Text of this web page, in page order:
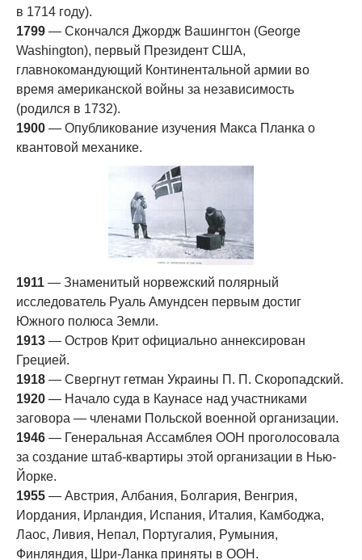
в 1714 году).
1799 — Скончался Джордж Вашингтон (George
Washington), первый Президент США,
главнокомандующий Континентальной армии во
время американской войны за независимость
(родился в 1732).
1900 — Опубликование изучения Макса Планка о
квантовой механике.
1911 — Знаменитый норвежский полярный
исследователь Руаль Амундсен первым достиг
Южного полюса Земли.
1913 — Остров Крит официально аннексирован
Грецией.
1918 — Свергнут гетман Украины П. П. Скоропадский.
1920 — Начало суда в Каунасе над участниками
заговора — членами Польской военной организации.
1946 — Генеральная Ассамблея ООН проголосовала
за создание штаб-квартиры этой организации в Нью-
Йорке.
1955 — Австрия, Албания, Болгария, Венгрия,
Иордания, Ирландия, Испания, Италия, Камбоджа,
Лаос, Ливия, Непал, Португалия, Румыния,
Финляндия, Шри-Ланка приняты в ООН.